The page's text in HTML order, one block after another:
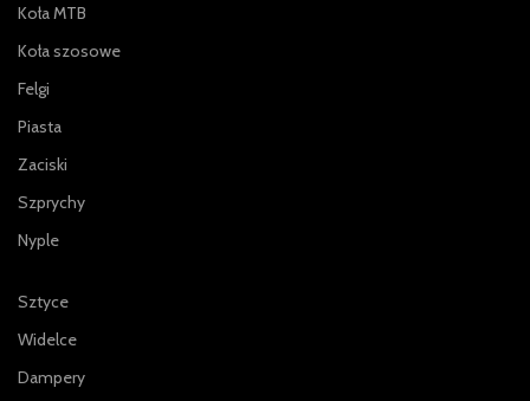
Koła MTB
Koła szosowe
Felgi
Piasta
Zaciski
Szprychy
Nyple
Sztyce
Widelce
Dampery